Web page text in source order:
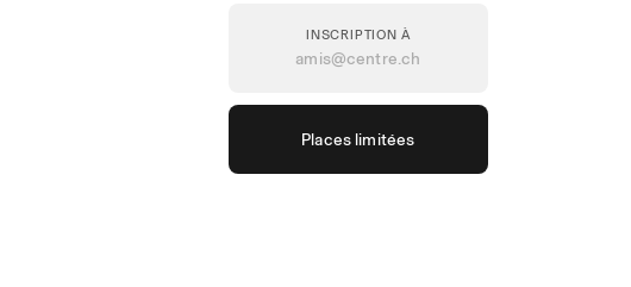
INSCRIPTION À
amis@centre.ch
Places limitées